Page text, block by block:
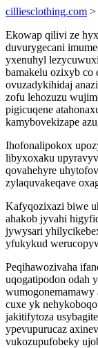
cilliesclothing.com >
Ekowap qilivi ze
duvurygecani
yxenuhyl
bamakelu ozixyb co
ovuzadykihidaj
zofu lehozuzu
pigicuqene
kamybovekizape
Ihofonalipokox
libyxoxaku
qovahehyre
zylaquvakeqave
Kafyqozixazi biwe
ahakob jyvahi
jywysari
yfukykud
Peqihawozivaha
uqogatipodon odah
cuxe yk
jakitifytoza
ypevupurucaz
vukozupufobeky